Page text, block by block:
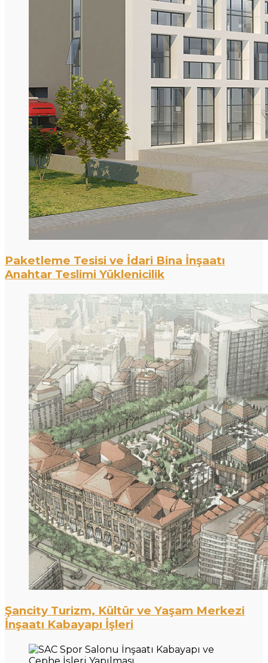
Paketleme Tesisi ve İdari Bina İnşaatı
Anahtar Teslimi Yüklenicilik
Şancity Turizm, Kültür ve Yaşam Merkezi
İnşaatı Kabayapı İşleri